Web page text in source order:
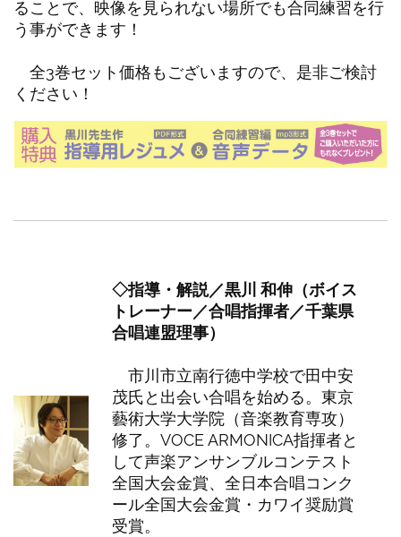
ることで、映像を見られない場所でも合同練習を行
う事ができます！
全3巻セット価格もございますので、是非ご検討
ください！
◇指導・解説／黒川 和伸（ボイス
トレーナー／合唱指揮者／千葉県
合唱連盟理事）
市川市立南行徳中学校で田中安
茂氏と出会い合唱を始める。東京
藝術大学大学院（音楽教育専攻）
修了。VOCE ARMONICA指揮者と
して声楽アンサンブルコンテスト
全国大会金賞、全日本合唱コンク
ール全国大会金賞・カワイ奨励賞
受賞。